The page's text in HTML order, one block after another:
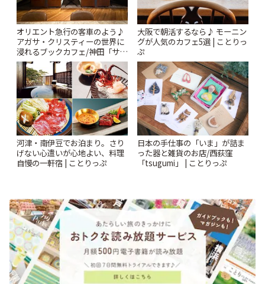
オリエント急行の客車のよう♪
アガサ・クリスティーの世界に
浸れるブックカフェ/神田「サロ
ンクリスティ」 | ことりっぷ
大阪で朝活するなら♪ モーニン
グが人気のカフェ5選 | ことりっ
ぷ
河津・南伊豆でお泊まり。さり
げない心遣いが心地よい、料理
自慢の一軒宿 | ことりっぷ
日本の手仕事の「いま」が詰ま
った器と雑貨のお店/西荻窪
「tsugumi」 | ことりっぷ